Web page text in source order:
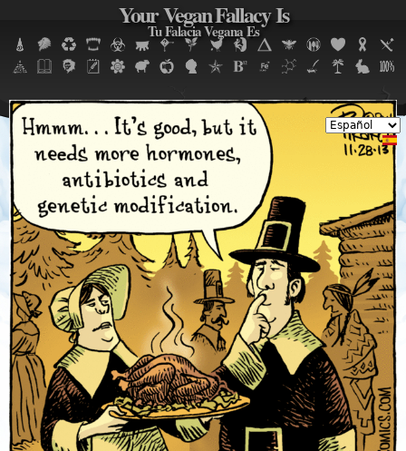
Jump to navigation
Your Vegan Fallacy Is
Tu Falacia Vegana Es